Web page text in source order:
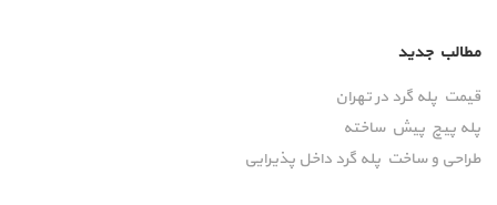
مطالب جدید
قیمت پله گرد در تهران
پله پیچ پیش‌ ساخته
طراحی و ساخت پله گرد داخل پذیرایی